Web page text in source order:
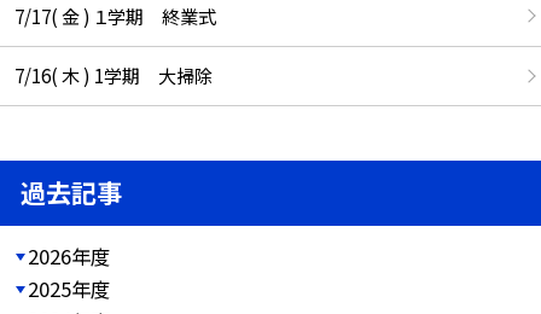
7/17( 金 ) １学期 終業式
7/16( 木 ) 1学期 大掃除
過去記事
2026年度
2025年度